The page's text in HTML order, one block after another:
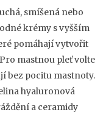
smíšená nebo
krémy s vyšším
pomáhají vytvořit
mastnou pleť volte
bez pocitu mastnoty.
hyaluronová
a ceramidy